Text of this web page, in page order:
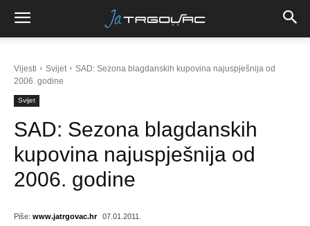
Vijesti Svijet
SAD: Sezona blagdanskih kupovina najuspješnija od
2006. godine
Svijet
SAD: Sezona blagdanskih
kupovina najuspješnija od
2006. godine
Piše: www.jatrgovac.hr 07.01.2011.